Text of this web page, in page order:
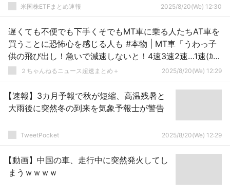
米国株ETFまとめ速報 2025/8/20(We) 12:30
遅くても不便でも下手くそでもMT車に乗る人たちAT車を
買うことに恐怖心を感じる人も #本物 | MT車「うわっ子
供の飛び出し！急いで減速しないと！4速3速2速…1速(ｶﾞﾁ
ｬｶﾞﾁｬ」２ちゃんねるニュース超速まとめ＋ 2025/8/20(We) 12:29
【速報】3カ月予報で秋が短縮、高温残暑と
大雨後に突然冬の到来を気象予報士が警告
TweetPocket 2025/8/20(We) 12:29
【動画】中国の車、走行中に突然発火してし
まうｗｗｗｗ